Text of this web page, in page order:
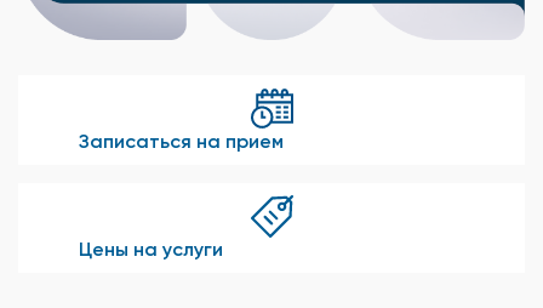
Записаться на прием
Цены на услуги